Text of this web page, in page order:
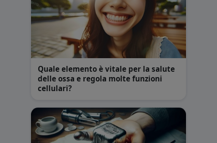
Quale elemento è vitale per la salute
delle ossa e regola molte funzioni
cellulari?